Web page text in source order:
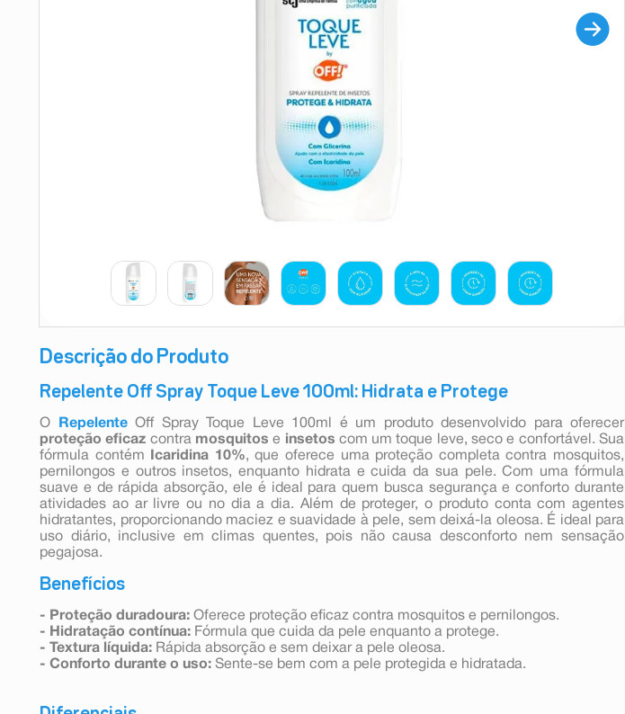
Descrição do Produto
Repelente Off Spray Toque Leve 100ml: Hidrata e Protege
O RepelenteOff Spray Toque Leve 100ml é um produto desenvolvido para oferecer
proteção eficaz contra mosquitose insetos com um toque leve, seco e confortável. Sua
fórmula contém
Icaridina 10%, que oferece uma proteção completa contra mosquitos,
pernilongos e outros insetos, enquanto hidrata e cuida da sua pele. Com uma fórmula
suave e de rápida absorção, ele é ideal para quem busca segurança e conforto durante
atividades ao ar livre ou no dia a dia. Além de proteger, o produto conta com agentes
hidratantes, proporcionando maciez e suavidade à pele, sem deixá-la oleosa. É ideal para
uso diário, inclusive em climas quentes, pois não causa desconforto nem sensação
pegajosa.
Benefícios
- Proteção duradoura: Oferece proteção eficaz contra mosquitos e pernilongos.
- Hidratação contínua: Fórmula que cuida da pele enquanto a protege.
- Textura líquida: Rápida absorção e sem deixar a pele oleosa.
- Conforto durante o uso: Sente-se bem com a pele protegida e hidratada.
teste gravidez